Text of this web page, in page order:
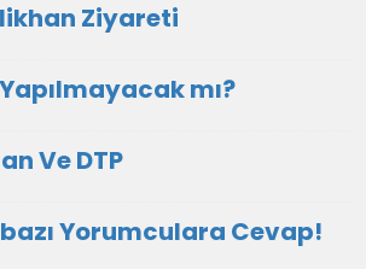
Ziyareti
mı?
Ve DTP
Yorumculara Cevap!